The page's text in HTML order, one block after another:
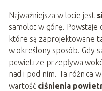
Najważniejsza w locie jest
samolot w górę. Powstaje
które są zaprojektowane
w określony sposób. Gdy
powietrze przepływa
nad i pod nim. Ta różnica
wartość ciśnienia